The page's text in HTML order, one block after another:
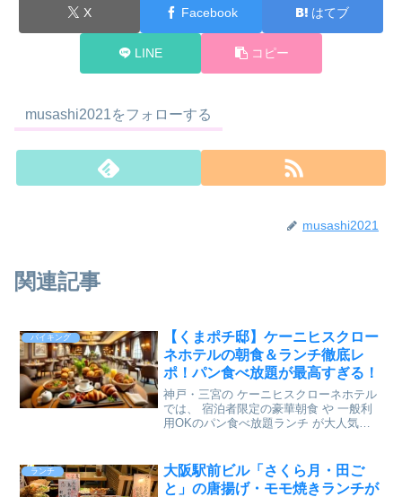
X Facebook はてブ
LINE コピー
musashi2021をフォローする
musashi2021
関連記事
バイキング
【くまポチ邸】ケーニヒスクロー
ネホテルの朝食＆ランチ徹底レ
ポ！パン食べ放題が最高すぎる！
神戸・三宮の ケーニヒスクローネホテル
では、 宿泊者限定の豪華朝食 や 一般利
用OKのパン食べ放題ランチ が大人気！
至。 予約方法やアクセス情報も詳しく解
説 します
ランチ
大阪駅前ビル「さくら月・田ご
と」の唐揚げ・モモ焼きランチが